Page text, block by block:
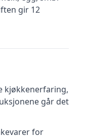
gir 12
kjøkkenerfaring,
går det
for